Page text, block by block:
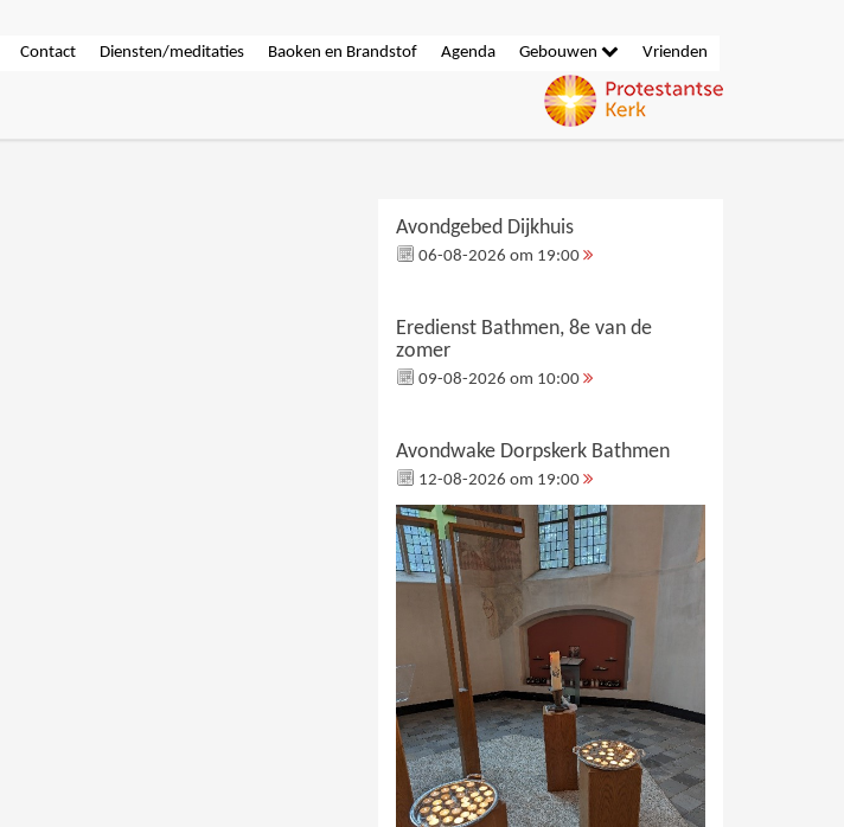
Contact Diensten/meditaties Baoken en Brandstof Agenda Gebouwen Vrienden
Avondgebed Dijkhuis
06-08-2026 om 19:00
Eredienst Bathmen, 8e van de
zomer
09-08-2026 om 10:00
Avondwake Dorpskerk Bathmen
12-08-2026 om 19:00